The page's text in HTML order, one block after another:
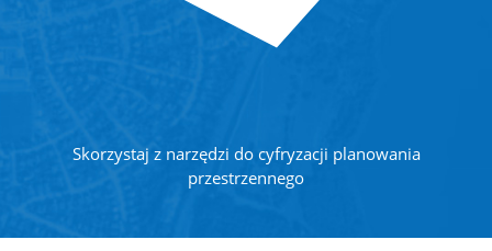
Skorzystaj z narzędzi do cyfryzacji planowania
przestrzennego